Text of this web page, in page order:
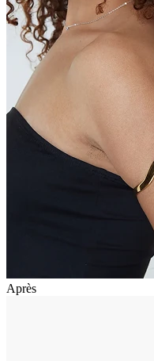
Après